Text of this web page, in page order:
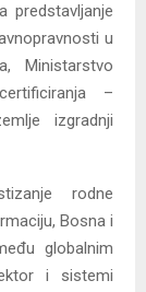
predstavljanje
u
Ministarstvo
–
izgradnji
rodne
Bosna i
globalnim
i sistemi